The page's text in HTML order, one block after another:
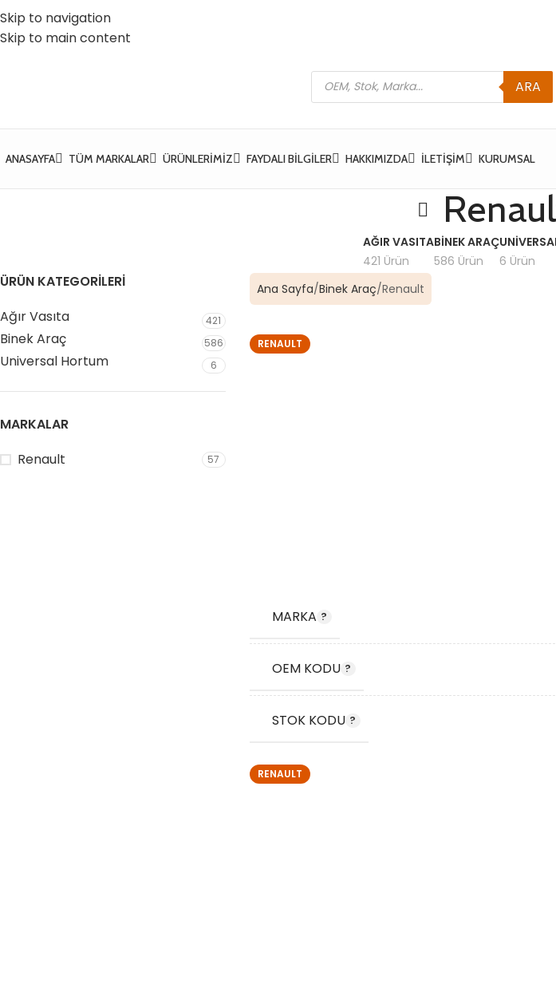
Skip to navigation
Skip to main content
Vatan Mh. Kızılcık Sk. No:37 Yıldırım / Bursa
ARA
ANASAYFA TÜM MARKALAR ÜRÜNLERIMIZ FAYDALI BILGILER HAKKIMIZDA İLETIŞIM KURUMSAL
AĞIR VASITA
421 Ürün
BINEK ARAÇ
586 Ürün
6 Ürün
ÜRÜN KATEGORİLERİ
Ağır Vasıta
421
Binek Araç 586
Universal Hortum 6
MARKALAR
Renault
57
Ana Sayfa Binek Araç Renault
RENAULT
MARKA
OEM KODU
STOK KODU
RENAULT